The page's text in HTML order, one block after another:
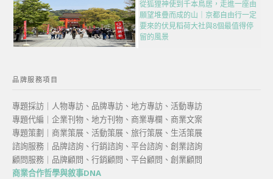
從狐狸神使到千本鳥居，走進一座由
願望堆疊而成的山｜京都自由行一定
要來的伏見稻荷大社與8個最值得停
留的風景
品牌服務項目
專題採訪｜人物專訪、品牌專訪、地方專訪、活動專訪
專題代編｜企業刊物、地方刊物、商業專欄、商業文案
專題策劃｜商業策展、活動策展、旅行策展、生活策展
諮詢服務｜品牌諮詢、行銷諮詢、平台諮詢、創業諮詢
顧問服務｜品牌顧問、行銷顧問、平台顧問、創業顧問
商業合作哲學與敘事DNA